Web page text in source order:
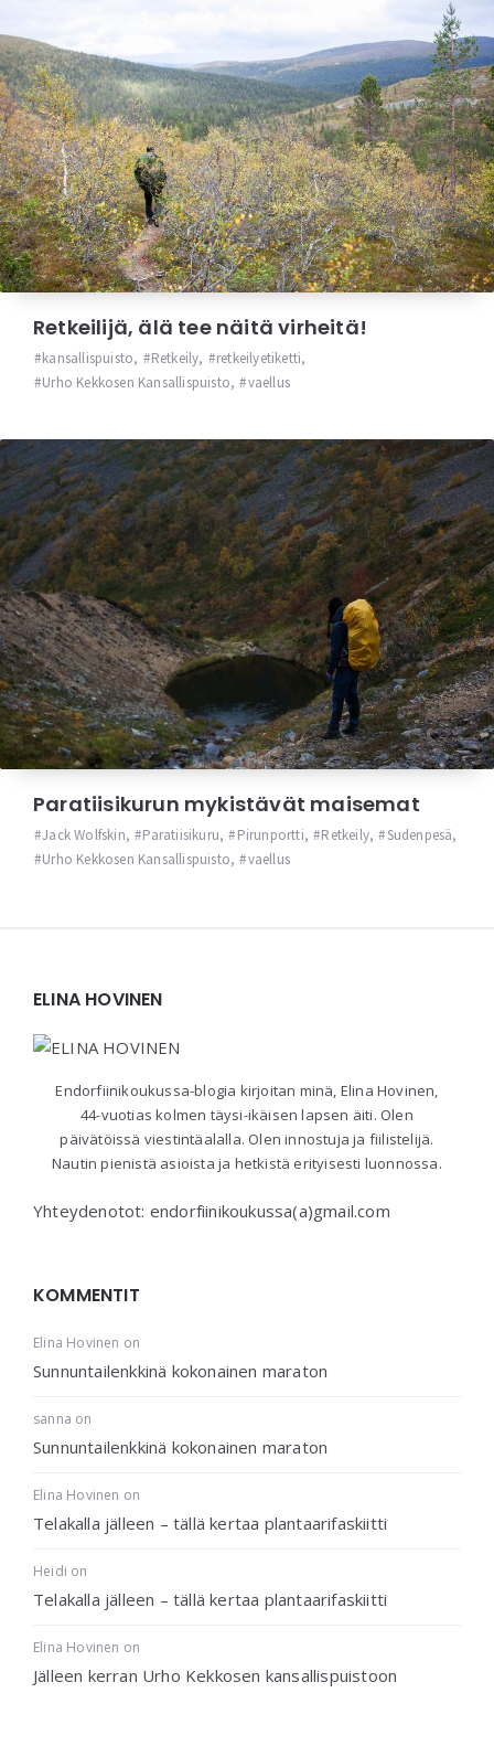
Retkeilijä, älä tee näitä virheitä!
kansallispuisto, Retkeily, retkeilyetiketti,
Urho Kekkosen Kansallispuisto, vaellus
Paratiisikurun mykistävät maisemat
Jack Wolfskin, Paratiisikuru, Pirunportti, Retkeily, Sudenpesä,
Urho Kekkosen Kansallispuisto, vaellus
Widgets
ELINA HOVINEN
Endorfiinikoukussa-blogia kirjoitan minä, Elina Hovinen,
44-vuotias kolmen täysi-ikäisen lapsen äiti. Olen
päivätöissä viestintäalalla. Olen innostuja ja fiilistelijä.
Nautin pienistä asioista ja hetkistä erityisesti luonnossa.
Yhteydenotot: endorfiinikoukussa(a)gmail.com
KOMMENTIT
Elina Hovinen on
Sunnuntailenkkinä kokonainen maraton
sanna on
Sunnuntailenkkinä kokonainen maraton
Elina Hovinen on
Telakalla jälleen – tällä kertaa plantaarifaskiitti
Heidi on
Telakalla jälleen – tällä kertaa plantaarifaskiitti
Elina Hovinen on
Jälleen kerran Urho Kekkosen kansallispuistoon